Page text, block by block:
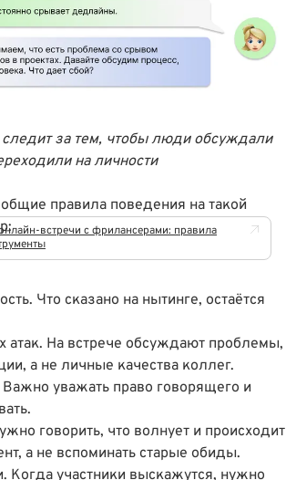
за тем, чтобы люди обсуждали
на личности
правила поведения на такой
встречи с фрилансерами: правила
Что сказано на нытинге, остаëтся
атак. На встрече обсуждают проблемы,
а не личные качества коллег.
уважать право говорящего и
говорить, что волнует и происходит
а не вспоминать старые обиды.
Когда участники выскажутся, нужно